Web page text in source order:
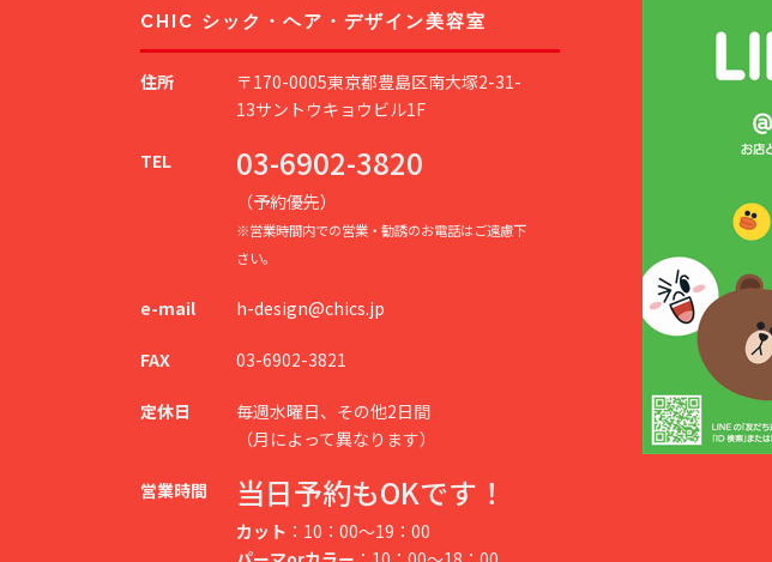
t
s
a
g
a
i
o
CHIC シック・ヘア・デザイン美容室
住所
〒170-0005東京都豊島区南大塚2-31-
13サントウキョウビル1F
TEL 03-6902-3820
（予約優先）
※営業時間内での営業・勧誘のお電話はご遠慮下
さい。
e-mail h-design@chics.jp
FAX 03-6902-3821
定休日
毎週水曜日、その他2日間
（月によって異なります）
営業時間 当日予約もOKです！
カット ：10：00～19：00